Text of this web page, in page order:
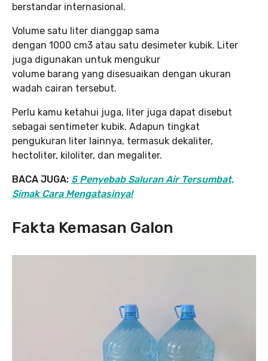
berstandar internasional.
Volume satu liter dianggap sama
dengan 1000 cm3 atau satu desimeter kubik. Liter
juga digunakan untuk mengukur
volume barang yang disesuaikan dengan ukuran
wadah cairan tersebut.
Perlu kamu ketahui juga, liter juga dapat disebut
sebagai sentimeter kubik. Adapun tingkat
pengukuran liter lainnya, termasuk dekaliter,
hectoliter, kiloliter, dan megaliter.
BACA JUGA: 5 Penyebab Saluran Air Tersumbat,
Simak Cara Mengatasinya!
Fakta Kemasan Galon